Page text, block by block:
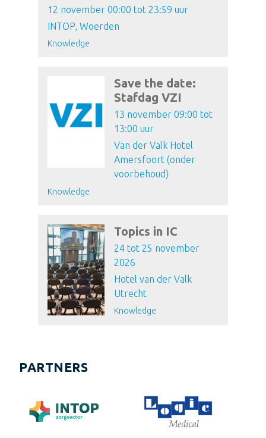
12 november 00:00 tot 23:59 uur
INTOP, Woerden
Knowledge
Save the date:
Stafdag VZI
13 november 09:00 tot
13:00 uur
Van der Valk Hotel
Amersfoort (onder
voorbehoud)
Knowledge
Topics in IC
24 tot 25 november
2026
Hotel van der Valk
Utrecht
Knowledge
PARTNERS